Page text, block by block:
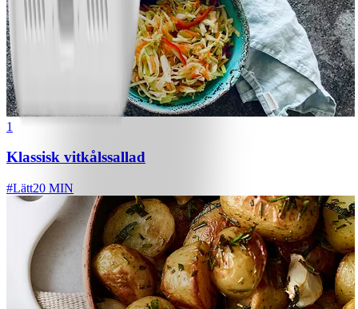
1
Klassisk vitkålssallad
#Lätt20 MIN